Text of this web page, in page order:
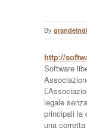
By
http://
Software
legale
principali la
una